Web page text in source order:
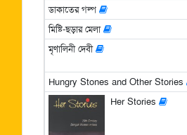
ডাকাতের গল্প
মিষ্টি-ছড়ার মেলা
মৃণালিনী দেবী
Hungry Stones and Other Stories
Her Stories